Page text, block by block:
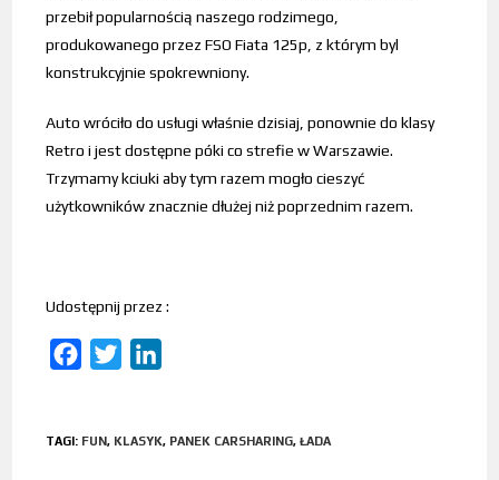
przebił popularnością naszego rodzimego,
produkowanego przez FSO Fiata 125p, z którym byl
konstrukcyjnie spokrewniony.
Auto wróciło do usługi właśnie dzisiaj, ponownie do klasy
Retro i jest dostępne póki co strefie w Warszawie.
Trzymamy kciuki aby tym razem mogło cieszyć
użytkowników znacznie dłużej niż poprzednim razem.
Udostępnij przez :
e
t
k
TAGI : FUN, KLASYK, PANEK CARSHARING, ŁADA